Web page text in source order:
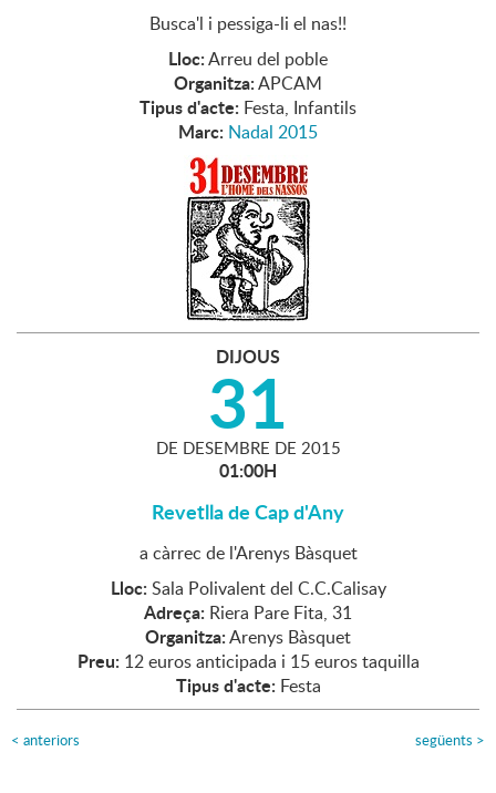
Busca'l i pessiga-li el nas!!
Lloc:Arreu del poble
Organitza:APCAM
Tipus d'acte: Festa, Infantils
Marc: Nadal 2015
DIJOUS
31
DE DESEMBRE DE 2015
01:00H
Revetlla de Cap d'Any
a càrrec de l'Arenys Bàsquet
Lloc: Sala Polivalent del C.C.Calisay
Adreça: Riera Pare Fita, 31
Organitza:Arenys Bàsquet
Preu: 12 euros anticipada i 15 euros taquilla
Tipus d'acte: Festa
< anteriors següents >